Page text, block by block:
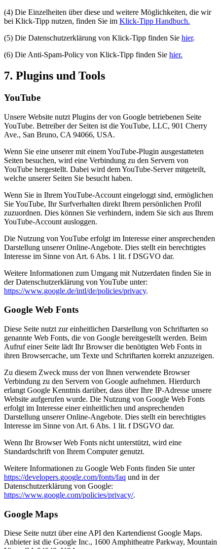
(4) Die Einzelheiten über diese und weitere Möglichkeiten, die wir
bei Klick-Tipp nutzen, finden Sie im Klick-Tipp Handbuch.
(5) Die Datenschutzerklärung von Klick-Tipp finden Sie hier.
(6) Die Anti-Spam-Policy von Klick-Tipp finden Sie hier.
7. Plugins und Tools
YouTube
Unsere Website nutzt Plugins der von Google betriebenen Seite
YouTube. Betreiber der Seiten ist die YouTube, LLC, 901 Cherry
Ave., San Bruno, CA 94066, USA.
Wenn Sie eine unserer mit einem YouTube-Plugin ausgestatteten
Seiten besuchen, wird eine Verbindung zu den Servern von
YouTube hergestellt. Dabei wird dem YouTube-Server mitgeteilt,
welche unserer Seiten Sie besucht haben.
Wenn Sie in Ihrem YouTube-Account eingeloggt sind, ermöglichen
Sie YouTube, Ihr Surfverhalten direkt Ihrem persönlichen Profil
zuzuordnen. Dies können Sie verhindern, indem Sie sich aus Ihrem
YouTube-Account ausloggen.
Die Nutzung von YouTube erfolgt im Interesse einer ansprechenden
Darstellung unserer Online-Angebote. Dies stellt ein berechtigtes
Interesse im Sinne von Art. 6 Abs. 1 lit. f DSGVO dar.
Weitere Informationen zum Umgang mit Nutzerdaten finden Sie in
der Datenschutzerklärung von YouTube unter:
https://www.google.de/intl/de/policies/privacy.
Google Web Fonts
Diese Seite nutzt zur einheitlichen Darstellung von Schriftarten so
genannte Web Fonts, die von Google bereitgestellt werden. Beim
Aufruf einer Seite lädt Ihr Browser die benötigten Web Fonts in
ihren Browsercache, um Texte und Schriftarten korrekt anzuzeigen.
Zu diesem Zweck muss der von Ihnen verwendete Browser
Verbindung zu den Servern von Google aufnehmen. Hierdurch
erlangt Google Kenntnis darüber, dass über Ihre IP-Adresse unsere
Website aufgerufen wurde. Die Nutzung von Google Web Fonts
erfolgt im Interesse einer einheitlichen und ansprechenden
Darstellung unserer Online-Angebote. Dies stellt ein berechtigtes
Interesse im Sinne von Art. 6 Abs. 1 lit. f DSGVO dar.
Wenn Ihr Browser Web Fonts nicht unterstützt, wird eine
Standardschrift von Ihrem Computer genutzt.
Weitere Informationen zu Google Web Fonts finden Sie unter
https://developers.google.com/fonts/faq und in der
Datenschutzerklärung von Google:
https://www.google.com/policies/privacy/.
Google Maps
Diese Seite nutzt über eine API den Kartendienst Google Maps.
Anbieter ist die Google Inc., 1600 Amphitheatre Parkway, Mountain